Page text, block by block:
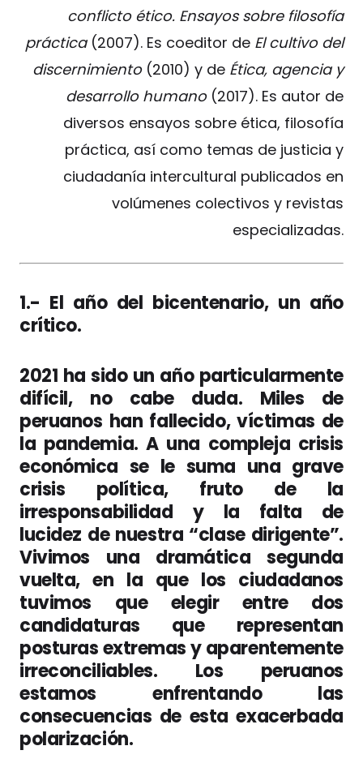
conflicto ético. Ensayos sobre filosofía
práctica(2007). Es coeditor de El cultivo del
discernimiento(2010) y de Ética, agencia y
desarrollo humano(2017). Es autor de
diversos ensayos sobre ética, filosofía
práctica, así como temas de justicia y
ciudadanía intercultural publicados en
volúmenes colectivos y revistas
especializadas.
1.- El año del bicentenario, un año
crítico.
2021 ha sido un año particularmente
difícil, no cabe duda. Miles de
peruanos han fallecido, víctimas de
la pandemia. A una compleja crisis
económica se le suma una grave
crisis política, fruto de la
irresponsabilidad y la falta de
lucidez de nuestra “clase dirigente”.
Vivimos una dramática segunda
vuelta, en la que los ciudadanos
tuvimos que elegir entre dos
candidaturas que representan
posturas extremas y aparentemente
irreconciliables. Los peruanos
estamos enfrentando las
consecuencias de esta exacerbada
polarización.